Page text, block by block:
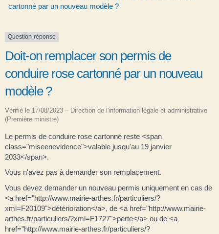
cartonné par un nouveau modèle ?
Question-réponse
Doit-on remplacer son permis de
conduire rose cartonné par un nouveau
modèle ?
Vérifié le 17/08/2023 – Direction de l'information légale et administrative
(Première ministre)
Le permis de conduire rose cartonné reste <span
class="miseenevidence">valable jusqu'au 19 janvier
2033</span>.
Vous n'avez pas à demander son remplacement.
Vous devez demander un nouveau permis uniquement en cas de
<a href="http://www.mairie-arthes.fr/particuliers/?
xml=F20109">détérioration</a>, de <a href="http://www.mairie-
arthes.fr/particuliers/?xml=F1727">perte</a> ou de <a
href="http://www.mairie-arthes.fr/particuliers/?